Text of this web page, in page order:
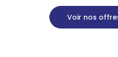
Voir nos